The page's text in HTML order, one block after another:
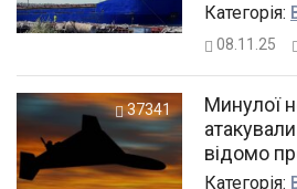
Категорiя:
08.11.25
37341
Минулої
відомо
Категорiя: